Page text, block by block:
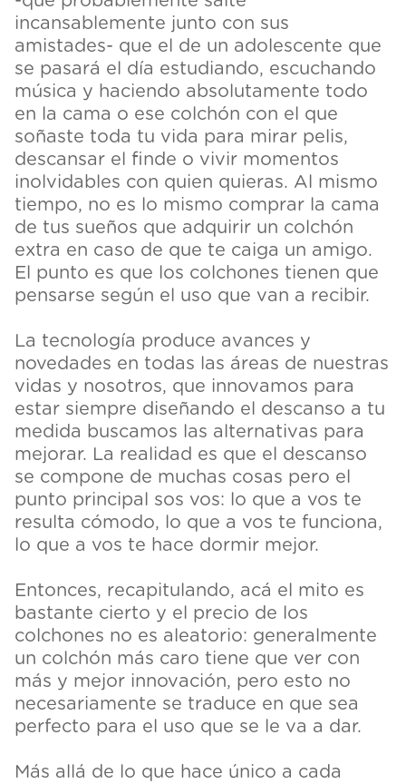
incansablemente junto con sus
amistades- que el de un adolescente que
se pasará el día estudiando, escuchando
música y haciendo absolutamente todo
en la cama o ese colchón con el que
soñaste toda tu vida para mirar pelis,
descansar el finde o vivir momentos
inolvidables con quien quieras. Al mismo
tiempo, no es lo mismo comprar la cama
de tus sueños que adquirir un colchón
extra en caso de que te caiga un amigo.
El punto es que los colchones tienen que
pensarse según el uso que van a recibir.
La tecnología produce avances y
novedades en todas las áreas de nuestras
vidas y nosotros, que innovamos para
estar siempre diseñando el descanso a tu
medida buscamos las alternativas para
mejorar. La realidad es que el descanso
se compone de muchas cosas pero el
punto principal sos vos: lo que a vos te
resulta cómodo, lo que a vos te funciona,
lo que a vos te hace dormir mejor.
Entonces, recapitulando, acá el mito es
bastante cierto y el precio de los
colchones no es aleatorio: generalmente
un colchón más caro tiene que ver con
más y mejor innovación, pero esto no
necesariamente se traduce en que sea
perfecto para el uso que se le va a dar.
Más allá de lo que hace único a cada